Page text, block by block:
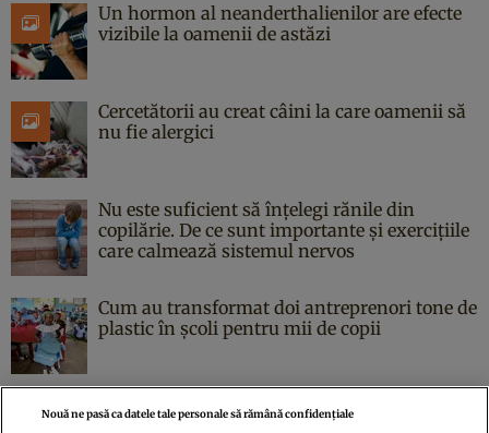
Un hormon al neanderthalienilor are efecte
vizibile la oamenii de astăzi
Cercetătorii au creat câini la care oamenii să
nu fie alergici
Nu este suficient să înțelegi rănile din
copilărie. De ce sunt importante și exercițiile
care calmează sistemul nervos
Cum au transformat doi antreprenori tone de
plastic în școli pentru mii de copii
Nouă ne pasă ca datele tale personale să rămână confidențiale